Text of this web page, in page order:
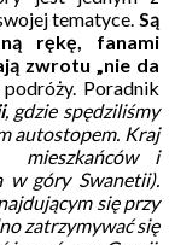
tematyce. Są
rękę, fanami
zwrotu „nie da
Poradnik
, gdzie spędziliśmy
autostopem. Kraj
mieszkańców i
w góry Swanetii).
się przy
zatrzymywać się